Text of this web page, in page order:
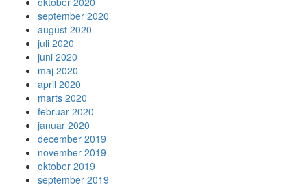
september 2020
august 2020
juli 2020
juni 2020
maj 2020
april 2020
marts 2020
februar 2020
januar 2020
december 2019
november 2019
oktober 2019
september 2019